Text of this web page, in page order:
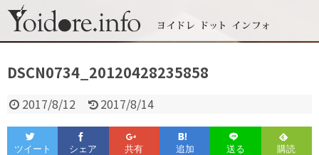
DSCN0734_20120428235858
2017/8/12 2017/8/14